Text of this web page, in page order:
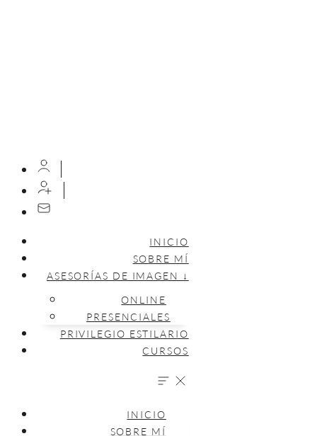
INICIO
SOBRE MÍ
ASESORÍAS DE IMAGEN ↓
ONLINE
PRESENCIALES
PRIVILEGIO ESTILARIO
CURSOS
INICIO
SOBRE MÍ